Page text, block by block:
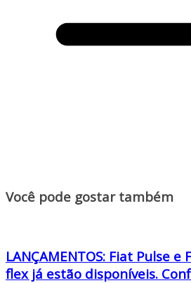
Você pode gostar também
LANÇAMENTOS: Fiat Pulse
flex já estão disponíveis.